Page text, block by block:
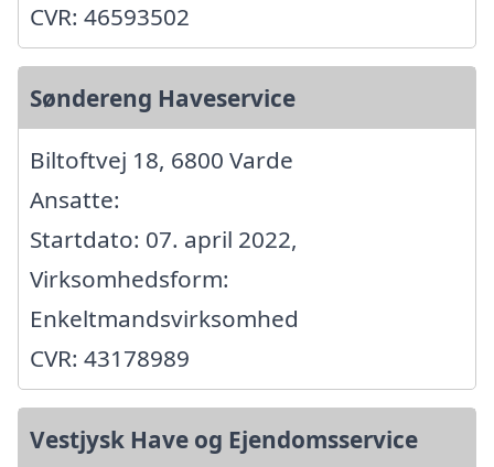
CVR: 46593502
Søndereng Haveservice
Biltoftvej 18, 6800 Varde
Ansatte:
Startdato: 07. april 2022,
Virksomhedsform:
Enkeltmandsvirksomhed
CVR: 43178989
Vestjysk Have og Ejendomsservice